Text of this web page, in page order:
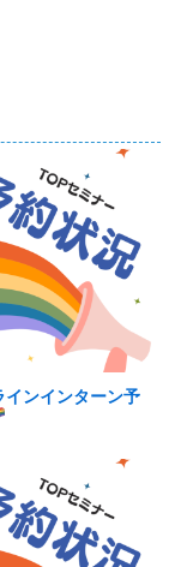
インインターン予